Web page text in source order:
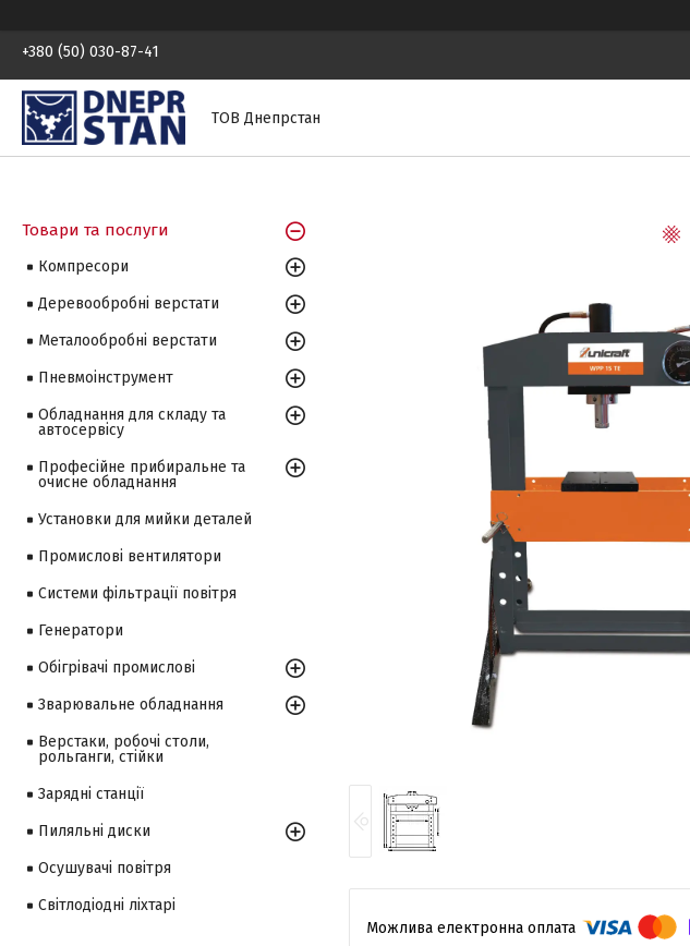
+380 (50) 030-87-41
ТОВ Днепрстан
Товари та послуги
Компресори
Деревообробні верстати
Металообробні верстати
Пневмоінструмент
Обладнання для складу та
автосервісу
Професійне прибиральне та
очисне обладнання
Установки для мийки деталей
Промислові вентилятори
Системи фільтрації повітря
Генератори
Обігрівачі промислові
Зварювальне обладнання
Верстаки, робочі столи,
рольганги, стійки
Зарядні станції
Пиляльні диски
Осушувачі повітря
Світлодіодні ліхтарі